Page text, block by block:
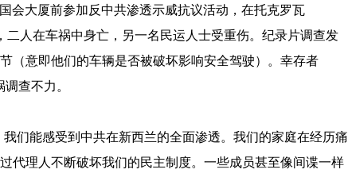
会大厦前参加反中共渗透示威抗议活动，在托克罗瓦
二人在车祸中身亡，另一名民运人士受重伤。纪录片调查发
（意即他们的车辆是否被破坏影响安全驾驶）。幸存者
查不力。
们能感受到中共在新西兰的全面渗透。我们的家庭在经历痛
代理人不断破坏我们的民主制度。一些成员甚至像间谍一样